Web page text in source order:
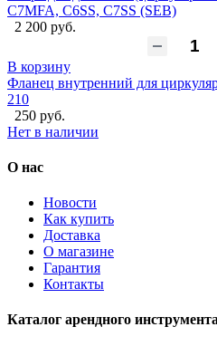
C7MFA, C6SS, C7SS (SEB)
2 200 руб.
В корзину
Фланец внутренний для
210
250 руб.
Нет в наличии
О нас
Новости
Как купить
Доставка
О магазине
Гарантия
Контакты
Каталог арендного инструмента